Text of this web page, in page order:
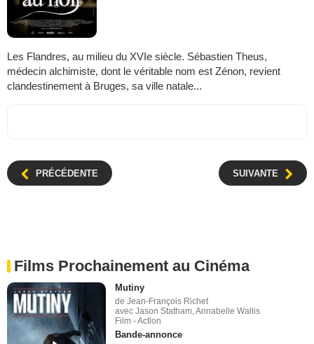
Les Flandres, au milieu du XVIe siècle. Sébastien Theus,
médecin alchimiste, dont le véritable nom est Zénon, revient
clandestinement à Bruges, sa ville natale...
PRÉCÉDENTE SUIVANTE
Films Prochainement au Cinéma
Mutiny
de Jean-François Richet
avec Jason Statham, Annabelle Wallis
Film - Action
Bande-annonce